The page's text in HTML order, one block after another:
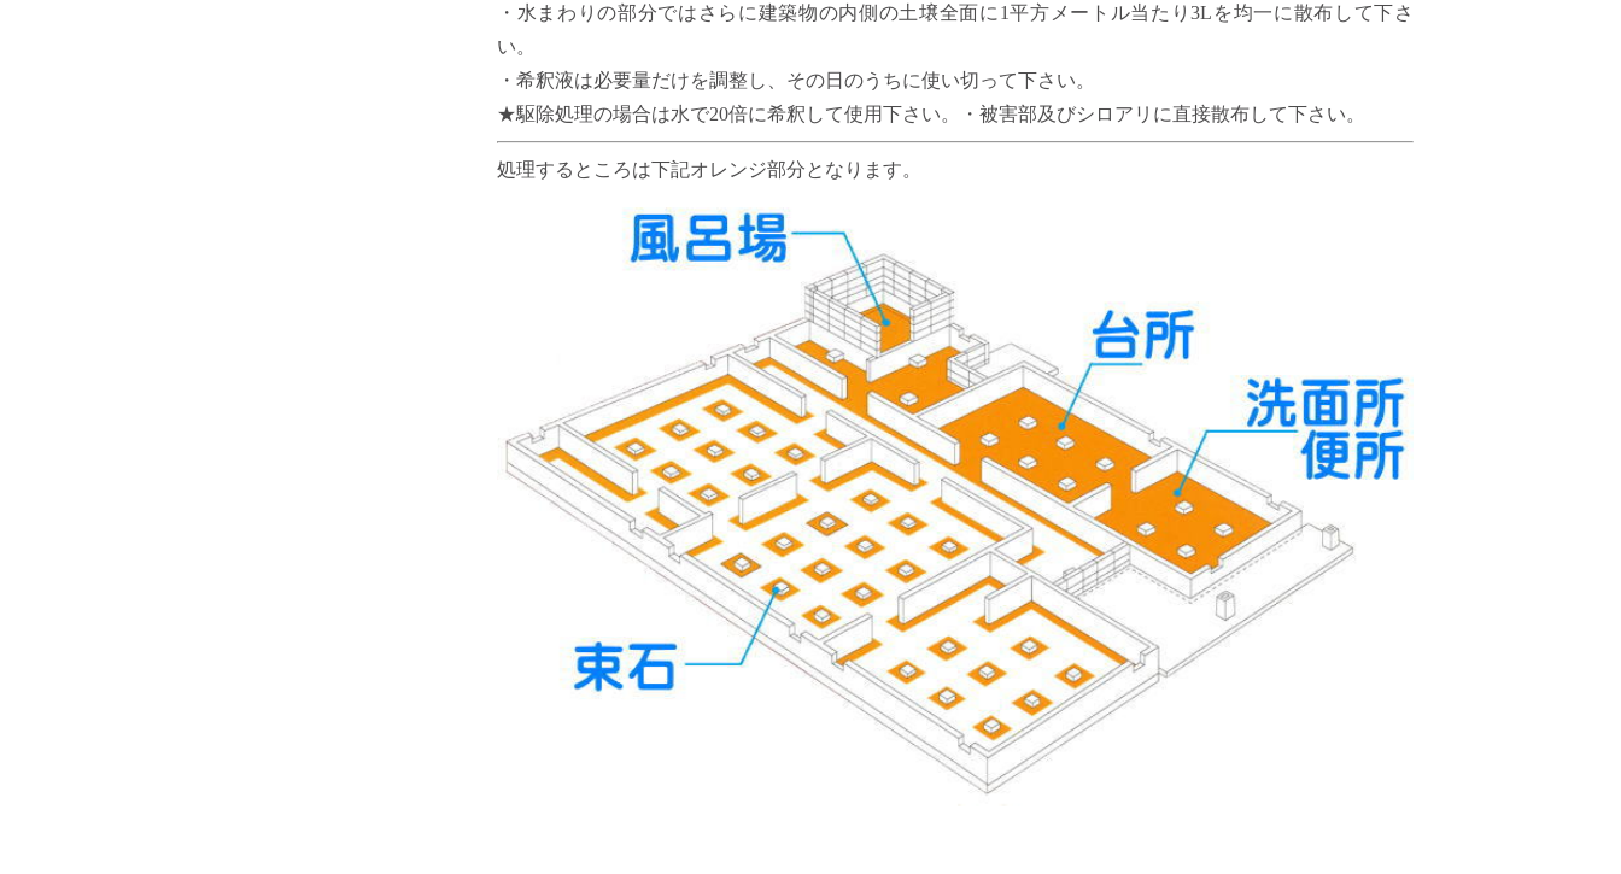
・水まわりの部分ではさらに建築物の内側の土壌全面に1平方メートル当たり3Lを均一に散布して下さ
い。
・希釈液は必要量だけを調整し、その日のうちに使い切って下さい。
★駆除処理の場合は水で20倍に希釈して使用下さい。・被害部及びシロアリに直接散布して下さい。
処理するところは下記オレンジ部分となります。